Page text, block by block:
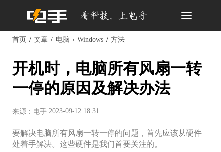
Toggle
首页 文章 电脑 Windows 方法
开机时，电脑所有风扇一转
一停的原因及解决办法
来源：电手 2023-09-12 18:31
要解决电脑所有风扇一转一停的问题，首先应该从硬件
处着手解决。这些硬件是我们首要关注的。